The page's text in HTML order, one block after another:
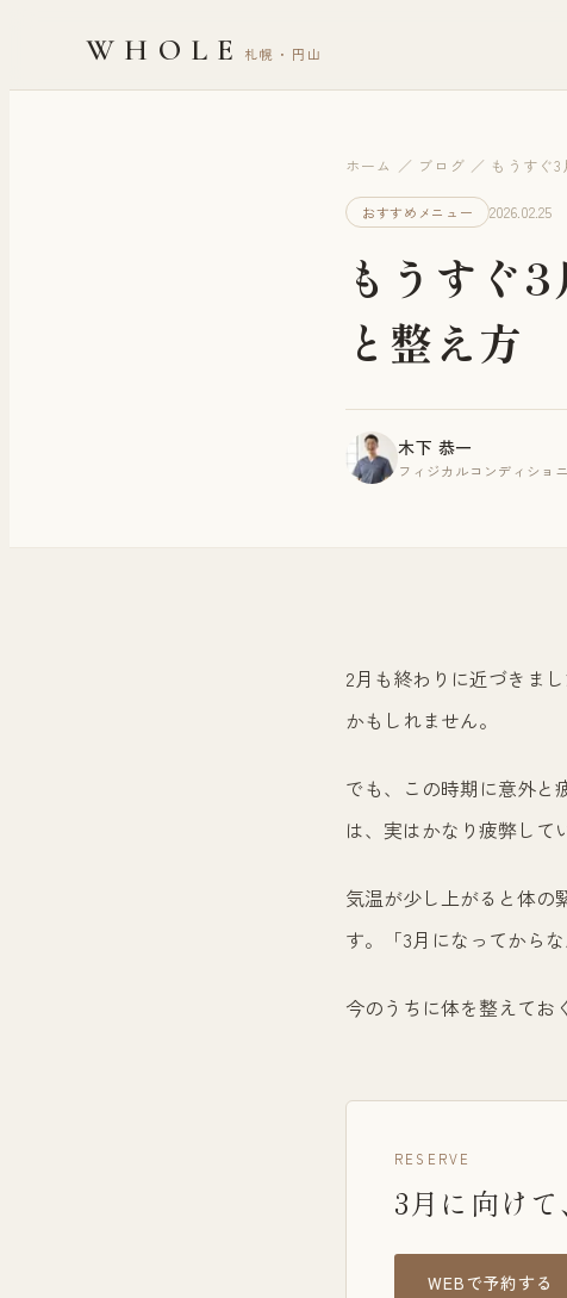
WHOLE 札幌・円山
ホーム ／ ブログ ／ もうすぐ
おすすめメニュー 2026.02.25
もうすぐ
と整え方
木下 恭一
フィジカルコンディショ
2月も終わりに近づきま
かもしれません。
でも、この時期に意外と
は、実はかなり疲弊して
気温が少し上がると体の
す。「3月になってから
今のうちに体を整えてお
RESERVE
3月に向け
WEBで予約する